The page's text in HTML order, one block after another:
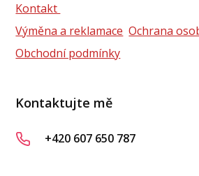
Kontakt
Výměna a reklamace Ochrana
Obchodní podmínky
Kontaktujte mě
+420 607 650 787